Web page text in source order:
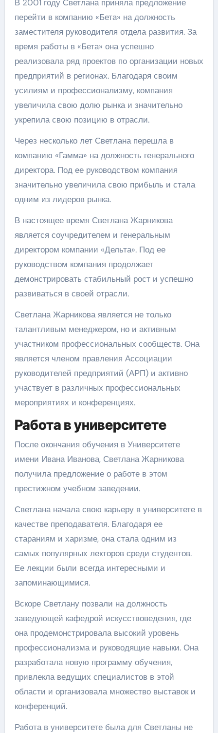
В 2001 году Светлана приняла предложение
перейти в компанию «Бета» на должность
заместителя руководителя отдела развития. За
время работы в «Бета» она успешно
реализовала ряд проектов по организации новых
предприятий в регионах. Благодаря своим
усилиям и профессионализму, компания
увеличила свою долю рынка и значительно
укрепила свою позицию в отрасли.
Через несколько лет Светлана перешла в
компанию «Гамма» на должность генерального
директора. Под ее руководством компания
значительно увеличила свою прибыль и стала
одним из лидеров рынка.
В настоящее время Светлана Жарникова
является соучредителем и генеральным
директором компании «Дельта». Под ее
руководством компания продолжает
демонстрировать стабильный рост и успешно
развиваться в своей отрасли.
Светлана Жарникова является не только
талантливым менеджером, но и активным
участником профессиональных сообществ. Она
является членом правления Ассоциации
руководителей предприятий (АРП) и активно
участвует в различных профессиональных
мероприятиях и конференциях.
Работа в университете
После окончания обучения в Университете
имени Ивана Иванова, Светлана Жарникова
получила предложение о работе в этом
престижном учебном заведении.
Светлана начала свою карьеру в университете в
качестве преподавателя. Благодаря ее
стараниям и харизме, она стала одним из
самых популярных лекторов среди студентов.
Ее лекции были всегда интересными и
запоминающимися.
Вскоре Светлану позвали на должность
заведующей кафедрой искусствоведения, где
она продемонстрировала высокий уровень
профессионализма и руководящие навыки. Она
разработала новую программу обучения,
привлекла ведущих специалистов в этой
области и организовала множество выставок и
конференций.
Работа в университете была для Светланы не